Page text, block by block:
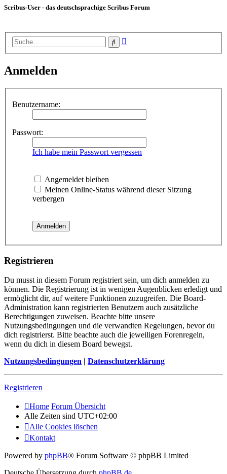
Scribus-User - das deutschsprachige Scribus Forum
Suche
Anmelden
Benutzername:
Passwort:
Ich habe mein Passwort vergessen
Angemeldet bleiben
Meinen Online-Status während dieser Sitzung
verbergen
Registrieren
Du musst in diesem Forum registriert sein, um dich anmelden zu
können. Die Registrierung ist in wenigen Augenblicken erledigt und
ermöglicht dir, auf weitere Funktionen zuzugreifen. Die Board-
Administration kann registrierten Benutzern auch zusätzliche
Berechtigungen zuweisen. Beachte bitte unsere
Nutzungsbedingungen und die verwandten Regelungen, bevor du
dich registrierst. Bitte beachte auch die jeweiligen Forenregeln,
wenn du dich in diesem Board bewegst.
Nutzungsbedingungen | Datenschutzerklärung
Registrieren
Home Forum Übersicht
Alle Zeiten sind UTC+02:00
Alle Cookies löschen
Kontakt
Powered by phpBB® Forum Software © phpBB Limited